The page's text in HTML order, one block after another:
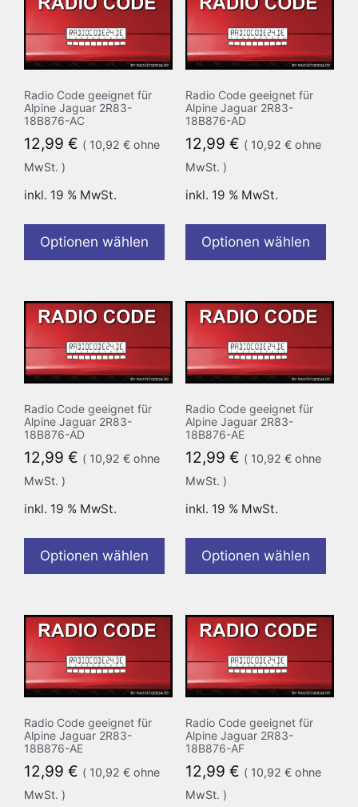
Radio Code geeignet für
Alpine Jaguar 2R83-
18B876-AC
12,99 € ( 10,92 € ohne
MwSt. )
inkl. 19 % MwSt.
Optionen wählen
Radio Code geeignet für
Alpine Jaguar 2R83-
18B876-AD
12,99 € ( 10,92 €ohne
MwSt. )
inkl. 19 % MwSt.
Optionen wählen
Radio Code geeignet für
Alpine Jaguar 2R83-
18B876-AD
12,99 € ( 10,92 € ohne
MwSt. )
inkl. 19 % MwSt.
Optionen wählen
Radio Code geeignet für
Alpine Jaguar 2R83-
18B876-AE
12,99 € ( 10,92 €ohne
MwSt. )
inkl. 19 % MwSt.
Optionen wählen
Radio Code geeignet für
Alpine Jaguar 2R83-
18B876-AE
12,99 € ( 10,92 € ohne
MwSt. )
Radio Code geeignet für
Alpine Jaguar 2R83-
18B876-AF
12,99 € ( 10,92 €ohne
MwSt. )